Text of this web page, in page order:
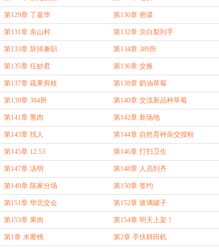
第129章 丁嘉华 第130章 密谋
第131章 东山村 第132章 京白梨到手
第133章 辞掉兼职 第134章 389所
第135章 任妙君 第136章 交换
第137章 疏果剪枝 第138章 奶油草莓
第139章 384所 第140章 交流新品种草莓
第141章 熏肉 第142章 新场地
第143章 找人 第144章 自然育种杂交授粉
第145章 12.53 第146章 打扫卫生
第147章 汤明 第148章 人员到齐
第149章 陈家分场 第150章 签约
第151章 华北交会 第152章 玻璃罐子
第153章 果肉 第154章 明天上架！
第1章 水蜜桃 第2章 手扶耕田机